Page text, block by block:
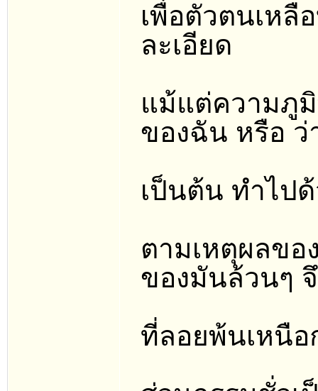
เพื่อตัวตนเหลื
ละเอียด
แม้แต่ความภู
ของฉัน หรือ
เป็นต้น ทำไป
ตามเหตุผลขอ
ของมันล้วนๆ
ที่ลอยพ้นเหนื